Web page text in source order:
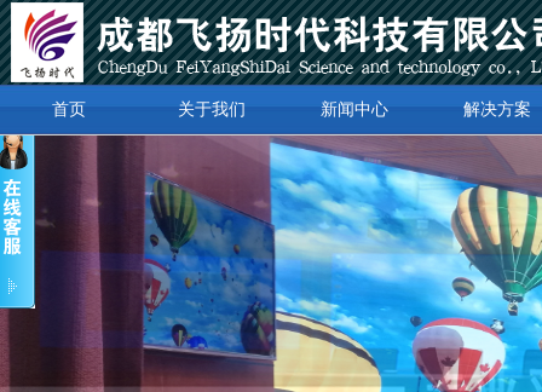
首页 关于我们 新闻中心 解决方案